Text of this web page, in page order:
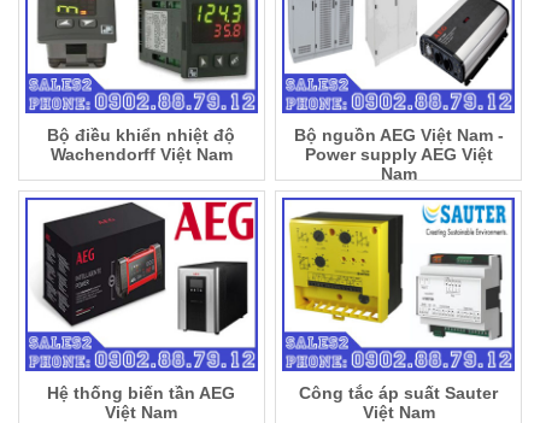
Bộ điều khiển nhiệt độ
Wachendorff Việt Nam
Bộ nguồn AEG Việt Nam -
Power supply AEG Việt
Nam
Hệ thống biến tần AEG
Việt Nam
Công tắc áp suất Sauter
Việt Nam